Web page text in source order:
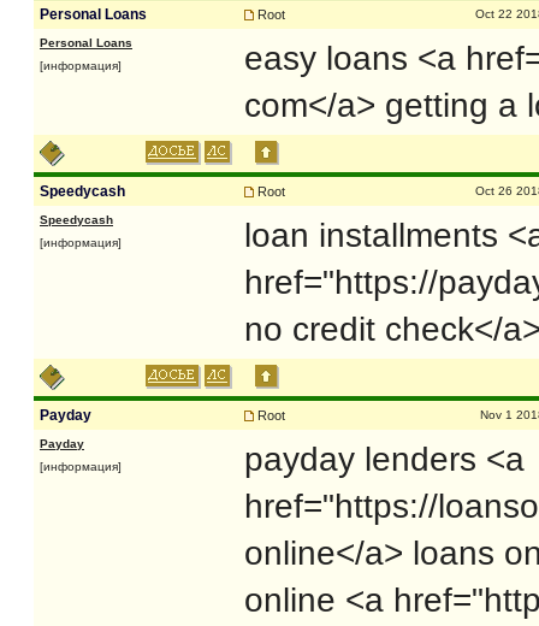
Personal Loans Root Oct 22
Personal Loans
[информация]
easy loans <a
com</a> getting a
Speedycash Root Oct 26
Speedycash
[информация]
loan installments
href="https://
no credit check</
Payday Root Nov 1
Payday
[информация]
payday lenders <a
href="https://
online</a> loans
online <a